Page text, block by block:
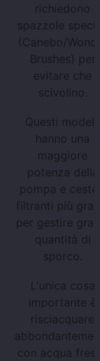
richiedono
spazzole
(Canebo/
Brushes) per
evitare che
scivolino.
Questi modelli
hanno una
maggiore
potenza della
pompa e
filtranti più
per gestire
quantità di
sporco.
L'unica cosa
importante è
risciacquare
con acqua